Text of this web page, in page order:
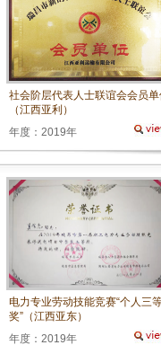
社会阶层代表人士联谊会会员
（江西亚利）
年度：2019年
电力专业劳动技能竞赛“个人三
奖”（江西亚东）
年度：2019年